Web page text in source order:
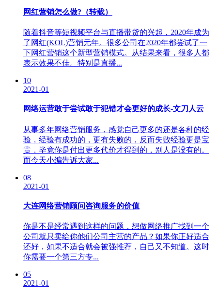
网红营销怎么做?（转载）
随着抖音等短视频平台与直播带货的兴起，2020年成为
了网红(KOL)营销元年。很多公司在2020年都尝试了一
下网红营销这个新型营销模式。从结果来看，很多人都
表示效果不佳。特别是直播...
10
2021-01
网络运营敢于尝试敢于犯错才会更好的成长-文刀人云
从事多年网络营销服务，感觉自己更多的还是各种的经
验，经验有成功的，更有失败的，反而失败经验更是宝
贵，毕竟你是付出更多代价才得到的，别人是没有的。
而今天小编告诉大家...
08
2021-01
大连网络营销顾问咨询服务的价值
你是不是经常遇到这样的问题，想做网络推广找到一个
公司就只卖给你他们公司主营的产品？如果你正好适合
还好，如果不适合就会被强推荐，自己又不知道。这时
你需要一个第三方专...
05
2021-01